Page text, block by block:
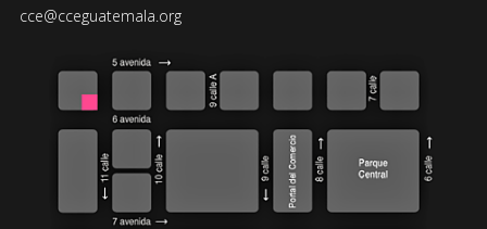
cce@cceguatemala.org